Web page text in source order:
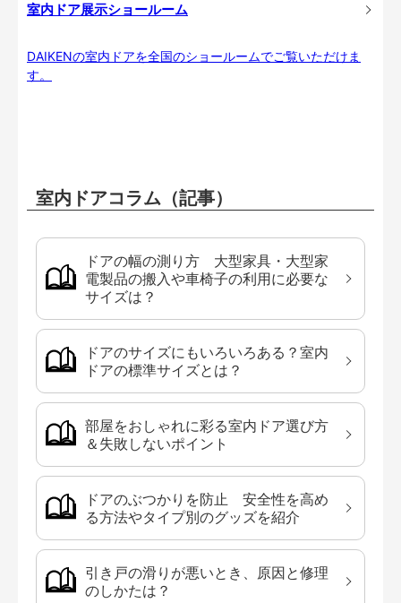
室内ドア展示ショールーム
DAIKENの室内ドアを全国のショールームでご覧いただけま
す。
室内ドアコラム（記事）
ドアの幅の測り方 大型家具・大型家
電製品の搬入や車椅子の利用に必要な
サイズは？
ドアのサイズにもいろいろある？室内
ドアの標準サイズとは？
部屋をおしゃれに彩る室内ドア選び方
＆失敗しないポイント
ドアのぶつかりを防止 安全性を高め
る方法やタイプ別のグッズを紹介
引き戸の滑りが悪いとき、原因と修理
のしかたは？